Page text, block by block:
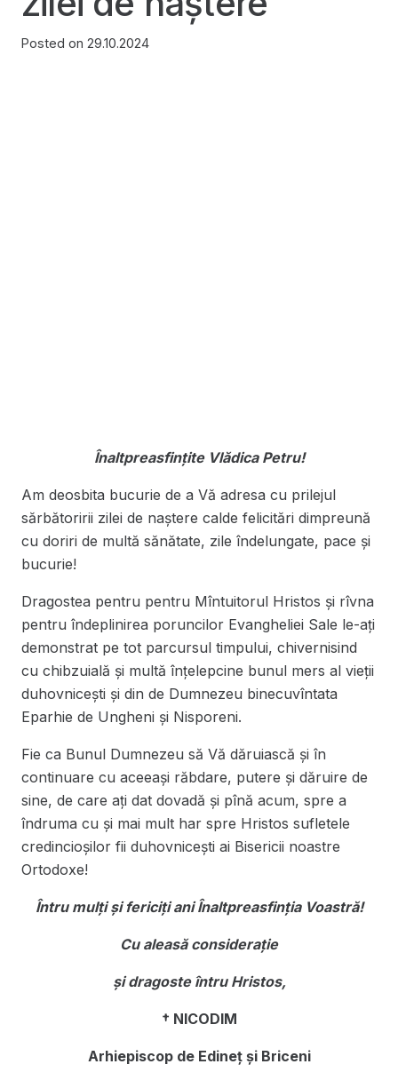
Posted on 29.10.2024
Înaltpreasfințite Vlădica Petru!
Am deosbita bucurie de a Vă adresa cu prilejul
sărbătoririi zilei de naștere calde felicitări dimpreună
cu doriri de multă sănătate, zile îndelungate, pace și
bucurie!
Dragostea pentru pentru Mîntuitorul Hristos și rîvna
pentru îndeplinirea poruncilor Evangheliei Sale le-ați
demonstrat pe tot parcursul timpului, chivernisind
cu chibzuială și multă înțelepcine bunul mers al vieții
duhovnicești și din de Dumnezeu binecuvîntata
Eparhie de Ungheni și Nisporeni.
Fie ca Bunul Dumnezeu să Vă dăruiască şi în
continuare cu aceeaşi răbdare, putere şi dăruire de
sine, de care aţi dat dovadă şi pînă acum, spre a
îndruma cu și mai mult har spre Hristos sufletele
credincioșilor fii duhovnicești ai Bisericii noastre
Ortodoxe!
Întru mulți și fericiți ani Înaltpreasfinţia Voastră!
Cu aleasă considerație
și dragoste întru Hristos,
† NICODIM
Arhiepiscop de Edineț și Briceni